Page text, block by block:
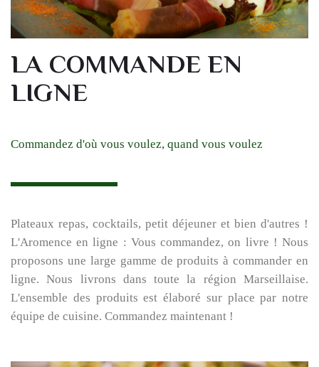
LA COMMANDE EN
LIGNE
Commandez d'où vous voulez, quand vous voulez
Plateaux repas, cocktails, petit déjeuner et bien d'autres !
L'Aromence en ligne : Vous commandez, on livre ! Nous
proposons une large gamme de produits à commander en
ligne. Nous livrons dans toute la région Marseillaise.
L'ensemble des produits est élaboré sur place par notre
équipe de cuisine. Commandez maintenant !